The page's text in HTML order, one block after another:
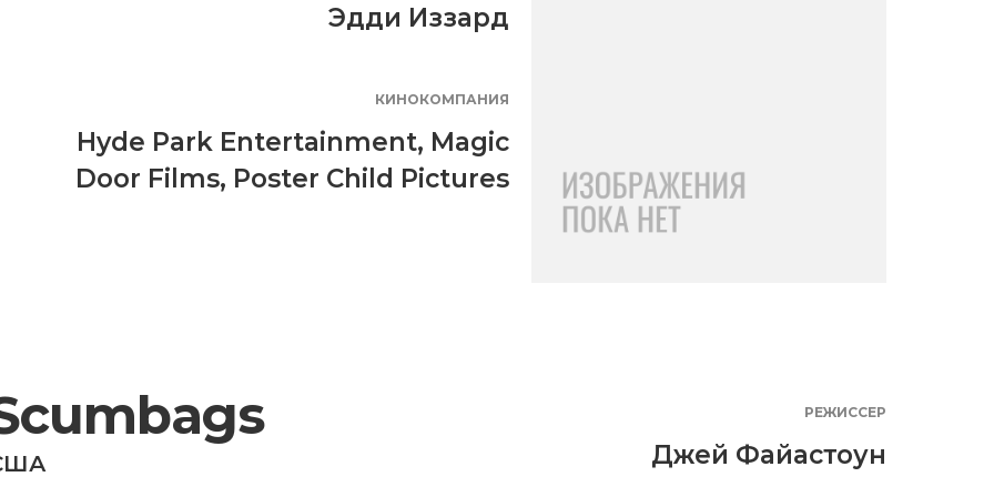
Эдди Иззард
КИНОКОМПАНИЯ
Hyde Park Entertainment, Magic
Door Films, Poster Child Pictures
РЕЖИССЕР
Джей Файастоун